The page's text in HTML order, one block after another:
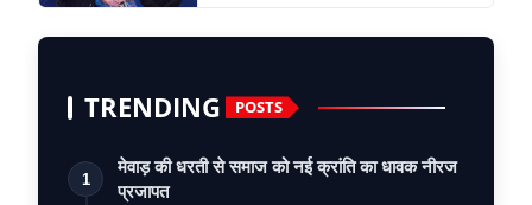
TRENDING POSTS
1
मेवाड़ की धरती से समाज को नई क्रांति का धावक नीरज
प्रजापत